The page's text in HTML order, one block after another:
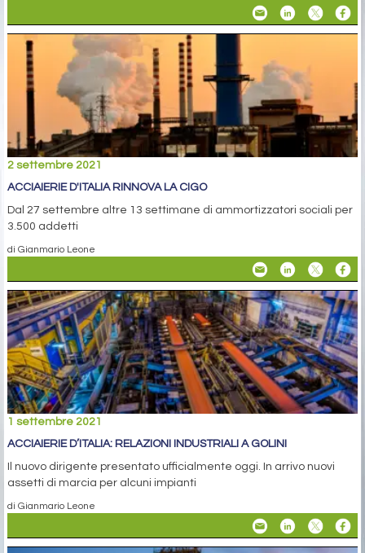
2 settembre 2021
ACCIAIERIE D'ITALIA RINNOVA LA CIGO
Dal 27 settembre altre 13 settimane di ammortizzatori sociali per
3.500 addetti
di Gianmario Leone
1 settembre 2021
ACCIAIERIE D’ITALIA: RELAZIONI INDUSTRIALI A GOLINI
Il nuovo dirigente presentato ufficialmente oggi. In arrivo nuovi
assetti di marcia per alcuni impianti
di Gianmario Leone